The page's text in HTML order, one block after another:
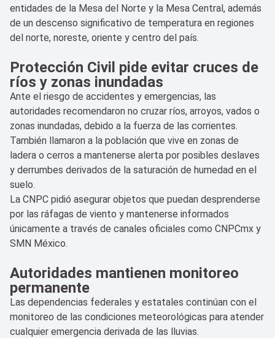
entidades de la Mesa del Norte y la Mesa Central, además
de un descenso significativo de temperatura en regiones
del norte, noreste, oriente y centro del país.
Protección Civil pide evitar cruces de
ríos y zonas inundadas
Ante el riesgo de accidentes y emergencias, las
autoridades recomendaron no cruzar ríos, arroyos, vados o
zonas inundadas, debido a la fuerza de las corrientes.
También llamaron a la población que vive en zonas de
ladera o cerros a mantenerse alerta por posibles deslaves
y derrumbes derivados de la saturación de humedad en el
suelo.
La CNPC pidió asegurar objetos que puedan desprenderse
por las ráfagas de viento y mantenerse informados
únicamente a través de canales oficiales como CNPCmx y
SMN México.
Autoridades mantienen monitoreo
permanente
Las dependencias federales y estatales continúan con el
monitoreo de las condiciones meteorológicas para atender
cualquier emergencia derivada de las lluvias.